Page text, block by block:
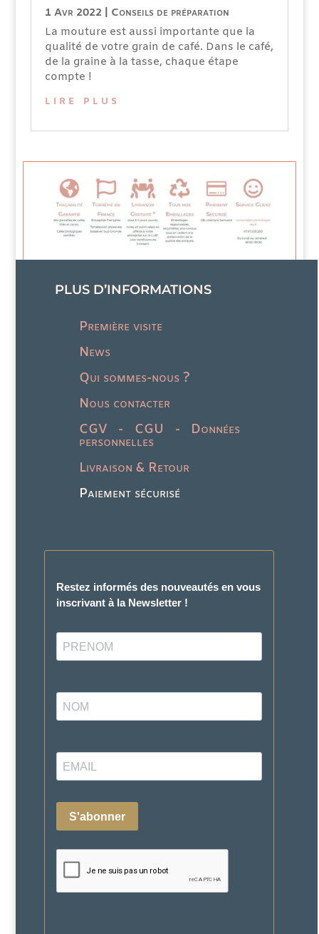
1 Avr 2022| Conseils de préparation
La mouture est aussi importante que la
qualité de votre grain de café. Dans le café,
de la graine à la tasse, chaque étape
compte !
lire plus
PLUS D’INFORMATIONS
Première visite
News
Qui sommes-nous ?
Nous contacter
CGV - CGU - Données
personnelles
Livraison & Retour
Paiement sécurisé